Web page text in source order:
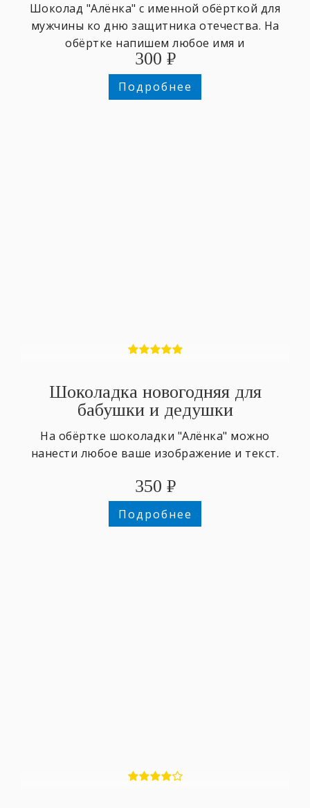
Шоколад "Алёнка" с именной обёрткой для
мужчины ко дню защитника отечества. На
обёртке напишем любое имя и
поздравительный текст.
300 ₽
Подробнее
Шоколадка новогодняя для
бабушки и дедушки
На обёртке шоколадки "Алёнка" можно
нанести любое ваше изображение и текст.
350 ₽
Подробнее